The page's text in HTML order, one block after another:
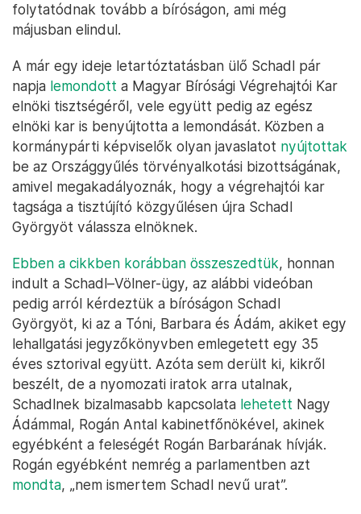
folytatódnak tovább a bíróságon, ami még
májusban elindul.
A már egy ideje letartóztatásban ülő Schadl pár
napja lemondott a Magyar Bírósági Végrehajtói Kar
elnöki tisztségéről, vele együtt pedig az egész
elnöki kar is benyújtotta a lemondását. Közben a
kormánypárti képviselők olyan javaslatot nyújtottak
be az Országgyűlés törvényalkotási bizottságának,
amivel megakadályoznák, hogy a végrehajtói kar
tagsága a tisztújító közgyűlésen újra Schadl
Györgyöt válassza elnöknek.
Ebben a cikkben korábban összeszedtük, honnan
indult a Schadl–Völner-ügy, az alábbi videóban
pedig arról kérdeztük a bíróságon Schadl
Györgyöt, ki az a Tóni, Barbara és Ádám, akiket egy
lehallgatási jegyzőkönyvben emlegetett egy 35
éves sztorival együtt. Azóta sem derült ki, kikről
beszélt, de a nyomozati iratok arra utalnak,
Schadlnek bizalmasabb kapcsolata lehetett Nagy
Ádámmal, Rogán Antal kabinetfőnökével, akinek
egyébként a feleségét Rogán Barbarának hívják.
Rogán egyébként nemrég a parlamentben azt
mondta, „nem ismertem Schadl nevű urat”.